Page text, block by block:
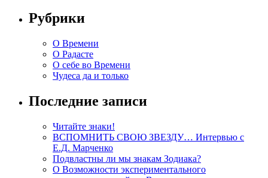
Рубрики
О Времени
О Радасте
О себе во Времени
Чудеса да и только
Последние записи
Читайте знаки!
ВСПОМНИТЬ СВОЮ ЗВЕЗДУ… Интервью с
Е.Д. Марченко
Подвластны ли мы знакам Зодиака?
О Возможности экспериментального